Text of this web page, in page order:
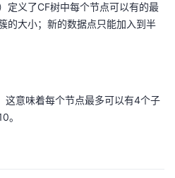
定义了CF树中每个节点可以有的最
的大小；新的数据点只能加入到半
这意味着每个节点最多可以有4个子
。